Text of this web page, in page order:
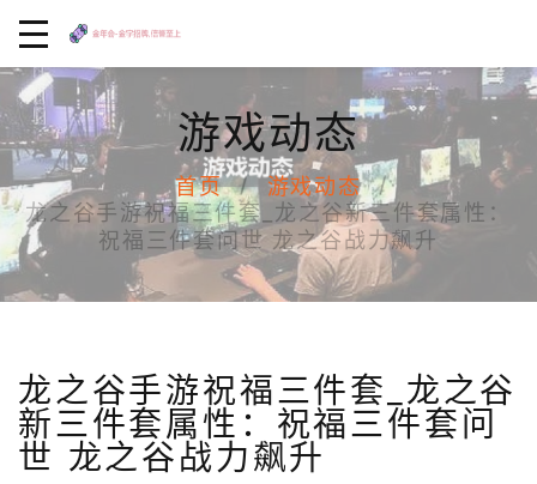
游戏动态
首页
游戏动态
龙之谷手游祝福三件套_龙之谷新三件套属性：
祝福三件套问世 龙之谷战力飙升
龙之谷手游祝福三件套_龙之谷
新三件套属性：祝福三件套问
世 龙之谷战力飙升